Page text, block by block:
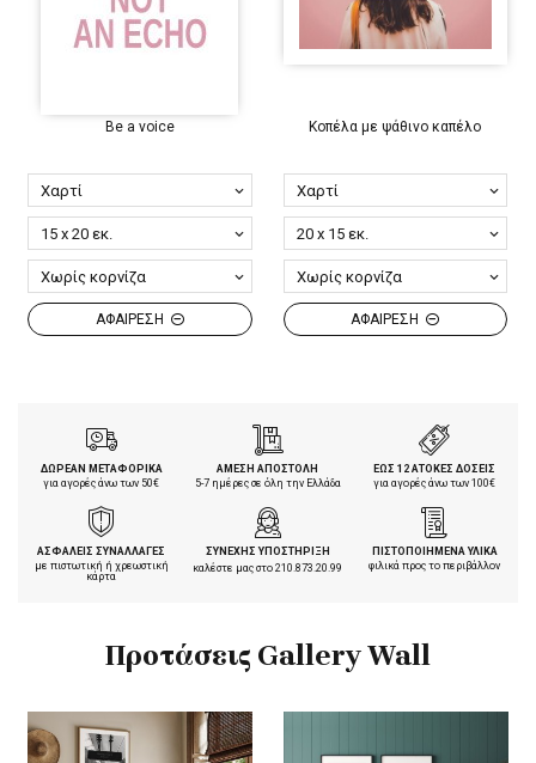
Be a voice
ΑΦΑΙΡΕΣΗ
Κοπέλα με ψάθινο καπέλο
ΑΦΑΙΡΕΣΗ
ΔΩΡΕΑΝ ΜΕΤΑΦΟΡΙΚΑ
για αγορές άνω των 50€
ΑΜΕΣΗ ΑΠΟΣΤΟΛΗ
5-7 ημέρες σε όλη την Ελλάδα
ΕΩΣ 12 ΑΤΟΚΕΣ ΔΟΣΕΙΣ
για αγορές άνω των 100€
ΑΣΦΑΛΕΙΣ ΣΥΝΑΛΛΑΓΕΣ
με πιστωτική ή χρεωστική
κάρτα
ΣΥΝΕΧΗΣ ΥΠΟΣΤΗΡΙΞΗ
καλέστε μας στο210.873.20.99
ΠΙΣΤΟΠΟΙΗΜΕΝΑ ΥΛΙΚΑ
φιλικά προς το περιβάλλον
Προτάσεις Gallery Wall